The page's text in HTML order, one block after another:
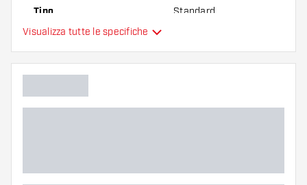
Tipo Standard
Colore principale
Visualizza tutte le specifiche